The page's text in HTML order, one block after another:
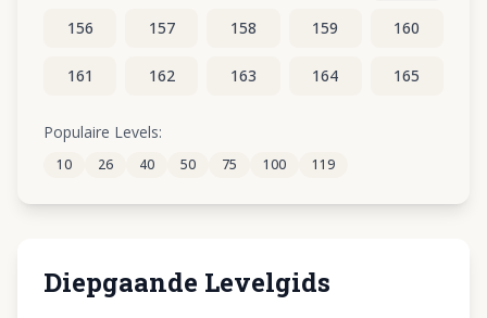
156 157 158 159 160
161 162 163 164 165
166 167
171 172 173 174
Populaire Levels:
10 26 40 50 75 100 119
Diepgaande Levelgids